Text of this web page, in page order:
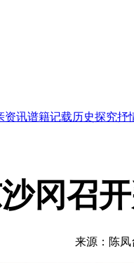
资讯谱籍记载历史探究抒
冈召
来源：陈